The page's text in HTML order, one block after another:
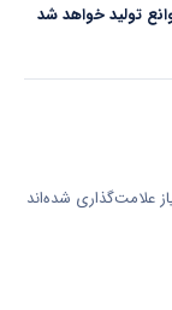
تولید خواهد شد
علامت‌گذاری شده‌اند